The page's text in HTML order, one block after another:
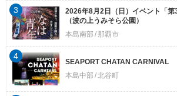
2026年8月2日（日）イベント「
（波の上うみそら公園）
本島南部
那覇市
3
SEAPORT CHATAN CARNIVAL
本島中部 北谷町
4